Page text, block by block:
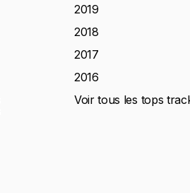
2019
2018
2017
2016
Voir tous les tops